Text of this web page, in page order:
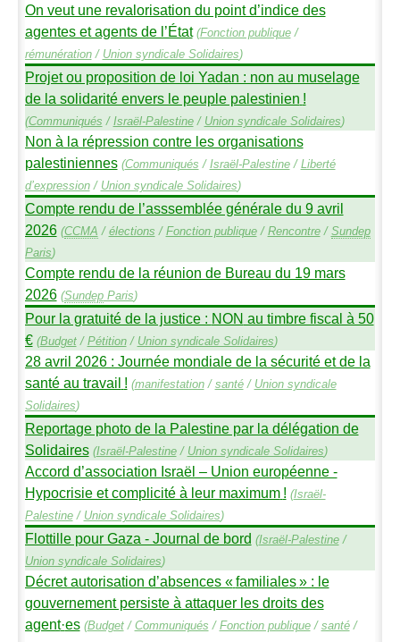
On veut une revalorisation du point d’indice des
agentes et agents de l’État (Fonction publique/
rémunération/ Union syndicale Solidaires)
Projet ou proposition de loi Yadan : non au muselage
de la solidarité envers le peuple palestinien !
(Communiqués / Israël-Palestine/ Union syndicale Solidaires)
Non à la répression contre les organisations
palestiniennes (Communiqués / Israël-Palestine/ Liberté
d’expression/ Union syndicale Solidaires)
Compte rendu de l’asssemblée générale du 9 avril
2026 (CCMA / élections / Fonction publique/ Rencontre/ Sundep
Paris)
Compte rendu de la réunion de Bureau du 19 mars
2026 (SundepParis)
Pour la gratuité de la justice : NON au timbre fiscal à 50
€ (Budget/ Pétition/ Union syndicale Solidaires)
28 avril 2026 : Journée mondiale de la sécurité et de la
santé au travail ! (manifestation/ santé/ Union syndicale
Solidaires)
Reportage photo de la Palestine par la délégation de
Solidaires (Israël-Palestine/ Union syndicale Solidaires)
Accord d’association Israël – Union européenne -
Hypocrisie et complicité à leur maximum ! (Israël-
Palestine/ Union syndicale Solidaires)
Flottille pour Gaza - Journal de bord (Israël-Palestine/
Union syndicale Solidaires)
Décret autorisation d’absences «familiales» : le
gouvernement persiste à attaquer les droits des
agent·es (Budget/ Communiqués / Fonction publique/ santé/